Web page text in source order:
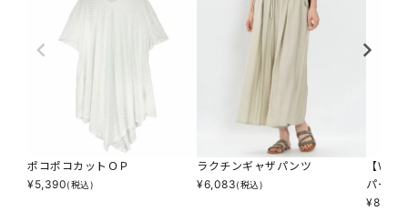
ポコポコカットＯＰ
¥5,390(税込)
ラクチンギャザパンツ
¥6,083(税込)
【
パーＰ
¥8,690